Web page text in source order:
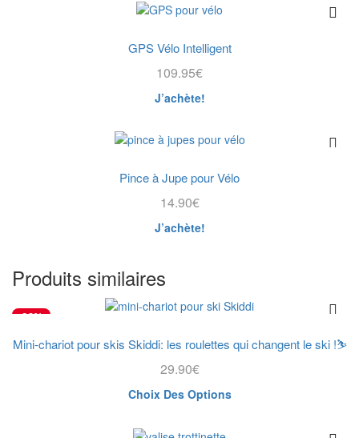
GPS Vélo Intelligent
109.95€
J’achète!
Pince à Jupe pour Vélo
14.90€
J’achète!
Produits similaires
-23%
SÉLECTION
Mini-chariot pour skis Skiddi: les roulettes qui changent le ski !⛷️
29.90€
Choix Des OptionsCe